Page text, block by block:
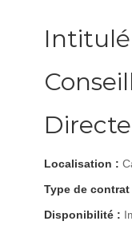
Intitulé
Directe
Localisation :
Type de contrat
Disponibilité :